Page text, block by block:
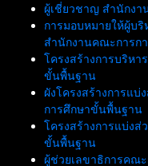
ผู้เชี่ยวชาญ สำนักง
การมอบหมายให้ผู้บ
สำนักงานคณะการก
โครงสร้างการบริห
ขั้นพื้นฐาน
ผังโครงสร้างการแ
การศึกษาขั้นพื้นฐาน
โครงสร้างการแบ่ง
ขั้นพื้นฐาน
ผู้ช่วยเลขาธิการคณ